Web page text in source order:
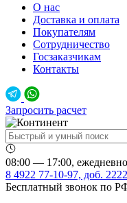
О нас
Доставка и оплата
Покупателям
Сотрудничество
Госзаказчикам
Контакты
Запросить расчет
08:00 — 17:00, ежедневно
8 4922 77-10-97, доб.
Бесплатный звонок по